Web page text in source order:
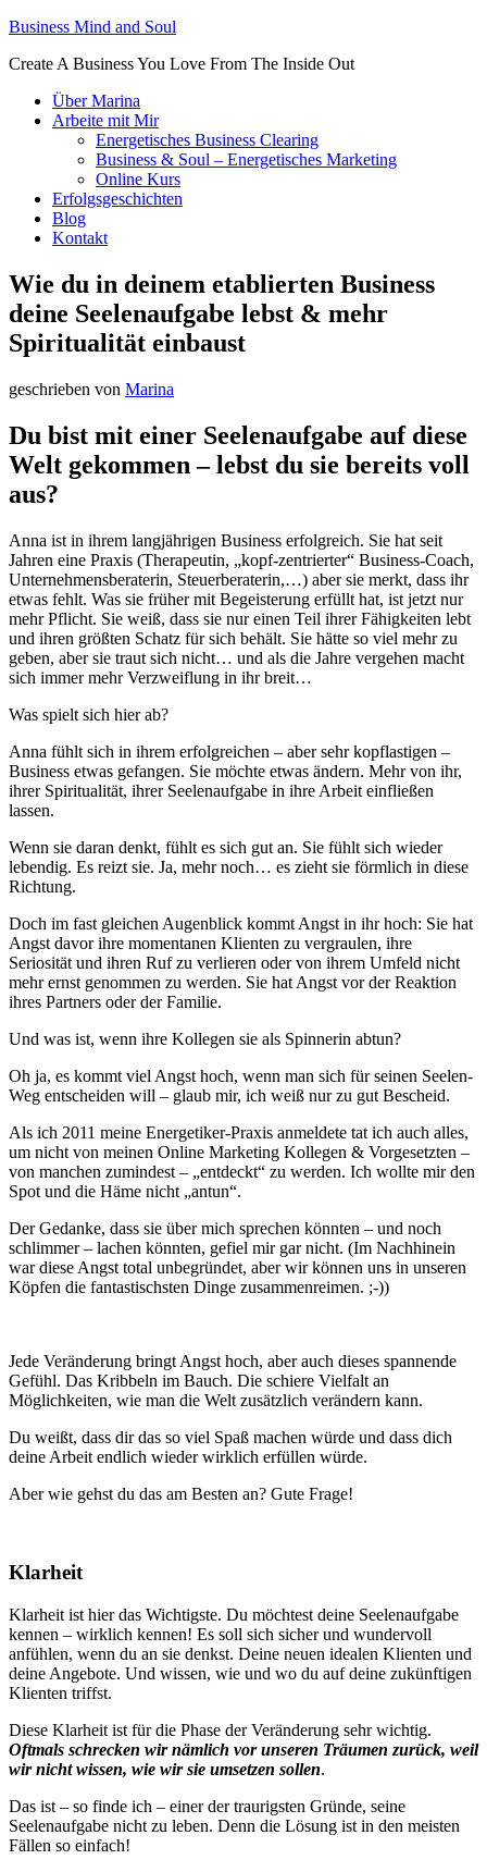
Business Mind and Soul
Create A Business You Love From The Inside Out
Über Marina
Arbeite mit Mir
Energetisches Business Clearing
Business & Soul – Energetisches Marketing
Online Kurs
Erfolgsgeschichten
Blog
Kontakt
Wie du in deinem etablierten Business
deine Seelenaufgabe lebst & mehr
Spiritualität einbaust
geschrieben von Marina
Du bist mit einer Seelenaufgabe auf diese
Welt gekommen – lebst du sie bereits voll
aus?
Anna ist in ihrem langjährigen Business erfolgreich. Sie hat seit
Jahren eine Praxis (Therapeutin, „kopf-zentrierter“ Business-Coach,
Unternehmensberaterin, Steuerberaterin,…) aber sie merkt, dass ihr
etwas fehlt. Was sie früher mit Begeisterung erfüllt hat, ist jetzt nur
mehr Pflicht. Sie weiß, dass sie nur einen Teil ihrer Fähigkeiten lebt
und ihren größten Schatz für sich behält. Sie hätte so viel mehr zu
geben, aber sie traut sich nicht… und als die Jahre vergehen macht
sich immer mehr Verzweiflung in ihr breit…
Was spielt sich hier ab?
Anna fühlt sich in ihrem erfolgreichen – aber sehr kopflastigen –
Business etwas gefangen. Sie möchte etwas ändern. Mehr von ihr,
ihrer Spiritualität, ihrer Seelenaufgabe in ihre Arbeit einfließen
lassen.
Wenn sie daran denkt, fühlt es sich gut an. Sie fühlt sich wieder
lebendig. Es reizt sie. Ja, mehr noch… es zieht sie förmlich in diese
Richtung.
Doch im fast gleichen Augenblick kommt Angst in ihr hoch: Sie hat
Angst davor ihre momentanen Klienten zu vergraulen, ihre
Seriosität und ihren Ruf zu verlieren oder von ihrem Umfeld nicht
mehr ernst genommen zu werden. Sie hat Angst vor der Reaktion
ihres Partners oder der Familie.
Und was ist, wenn ihre Kollegen sie als Spinnerin abtun?
Oh ja, es kommt viel Angst hoch, wenn man sich für seinen Seelen-
Weg entscheiden will – glaub mir, ich weiß nur zu gut Bescheid.
Als ich 2011 meine Energetiker-Praxis anmeldete tat ich auch alles,
um nicht von meinen Online Marketing Kollegen & Vorgesetzten –
von manchen zumindest – „entdeckt“ zu werden. Ich wollte mir den
Spot und die Häme nicht „antun“.
Der Gedanke, dass sie über mich sprechen könnten – und noch
schlimmer – lachen könnten, gefiel mir gar nicht. (Im Nachhinein
war diese Angst total unbegründet, aber wir können uns in unseren
Köpfen die fantastischsten Dinge zusammenreimen. ;-))
Jede Veränderung bringt Angst hoch, aber auch dieses spannende
Gefühl. Das Kribbeln im Bauch. Die schiere Vielfalt an
Möglichkeiten, wie man die Welt zusätzlich verändern kann.
Du weißt, dass dir das so viel Spaß machen würde und dass dich
deine Arbeit endlich wieder wirklich erfüllen würde.
Aber wie gehst du das am Besten an? Gute Frage!
Klarheit
Klarheit ist hier das Wichtigste. Du möchtest deine Seelenaufgabe
kennen – wirklich kennen! Es soll sich sicher und wundervoll
anfühlen, wenn du an sie denkst. Deine neuen idealen Klienten und
deine Angebote. Und wissen, wie und wo du auf deine zukünftigen
Klienten triffst.
Diese Klarheit ist für die Phase der Veränderung sehr wichtig.
Oftmals schrecken wir nämlich vor unseren Träumen zurück, weil
wir nicht wissen, wie wir sie umsetzen sollen.
Das ist – so finde ich – einer der traurigsten Gründe, seine
Seelenaufgabe nicht zu leben. Denn die Lösung ist in den meisten
Fällen so einfach!